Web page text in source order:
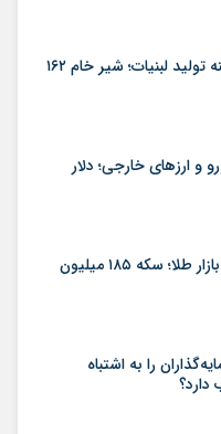
افزایش نجومی هزینه تولید لبنیات؛ شیر خام ۱۶۲
و ارزهای خارجی؛ دلار
شوک صبحگاهی به بازار طلا؛ سکه ۱۸۵ میلیون
را به اشتباه